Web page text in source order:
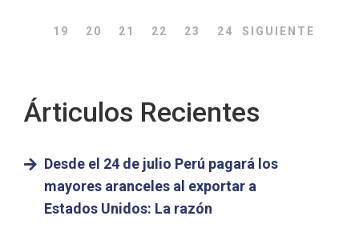
Árticulos Recientes
Desde el 24 de julio Perú pagará los
mayores aranceles al exportar a
Estados Unidos: La razón
19 20 21 22 23 24 SIGUIENTE